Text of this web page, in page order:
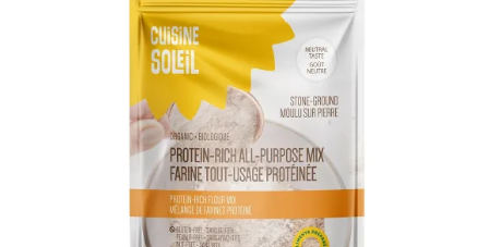
CART
FR
ADD TO CART / DETAILS